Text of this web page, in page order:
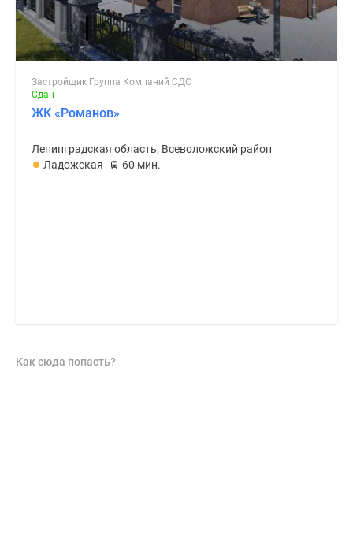
Застройщик Группа Компаний СДС
Сдан
ЖК «Романов»
Ленинградская область, Всеволожский район
Ладожская
60 мин.
Как сюда попасть?